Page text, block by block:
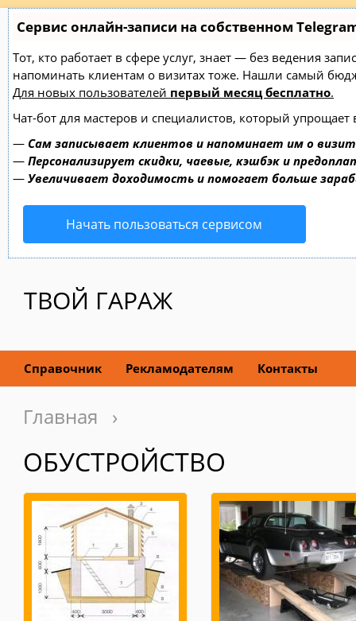
Сервис онлайн-записи на собственном
Тот, кто работает в сфере услуг, знает — без ведения
напоминать клиентам о визитах тоже. Нашли самый
Для новых пользователей первый месяц бесплатно.
Чат-бот для мастеров и специалистов, который упрощает
— Сам записывает клиентов и напоминает им о
— Персонализирует скидки, чаевые, кэшбэк и
— Увеличивает доходимость и помогает больше
Начать пользоваться сервисом
ТВОЙ ГАРАЖ
Справочник Рекламодателям Контакты
Главная ›
ОБУСТРОЙСТВО